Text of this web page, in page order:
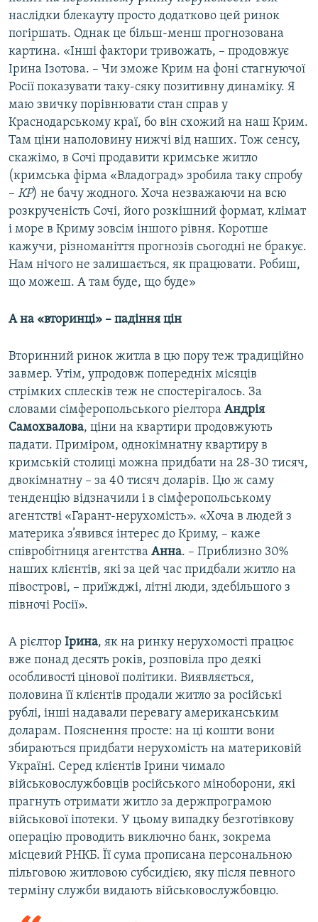
наслідки блекауту просто додатково цей ринок
погіршать. Однак це більш-менш прогнозована
картина. «Інші фактори тривожать, – продовжує
Ірина Ізотова. – Чи зможе Крим на фоні стагнуючої
Росії показувати таку-сяку позитивну динаміку. Я
маю звичку порівнювати стан справ у
Краснодарському краї, бо він схожий на наш Крим.
Там ціни наполовину нижчі від наших. Тож сенсу,
скажімо, в Сочі продавити кримське житло
(кримська фірма «Владоград» зробила таку спробу
– КР) не бачу жодного. Хоча незважаючи на всю
розкрученість Сочі, його розкішний формат, клімат
і море в Криму зовсім іншого рівня. Коротше
кажучи, різноманіття прогнозів сьогодні не бракує.
Нам нічого не залишається, як працювати. Робиш,
що можеш. А там буде, що буде»
А на «вторинці» – падіння цін
Вторинний ринок житла в цю пору теж традиційно
завмер. Утім, упродовж попередніх місяців
стрімких сплесків теж не спостерігалось. За
словами сімферопольського ріелтора Андрія
Самохвалова, ціни на квартири продовжують
падати. Приміром, однокімнатну квартиру в
кримській столиці можна придбати на 28-30 тисяч,
двокімнатну – за 40 тисяч доларів. Цю ж саму
тенденцію відзначили і в сімферопольському
агентстві «Гарант-нерухомість». «Хоча в людей з
материка з’явився інтерес до Криму, – каже
співробітниця агентства Анна. – Приблизно 30%
наших клієнтів, які за цей час придбали житло на
півострові, – приїжджі, літні люди, здебільшого з
півночі Росії».
А рієлтор Ірина, як на ринку нерухомості працює
вже понад десять років, розповіла про деякі
особливості цінової політики. Виявляється,
половина її клієнтів продали житло за російські
рублі, інші надавали перевагу американським
доларам. Пояснення просте: на ці кошти вони
збираються придбати нерухомість на материковій
Україні. Серед клієнтів Ірини чимало
військовослужбовців російського міноборони, які
прагнуть отримати житло за держпрограмою
військової іпотеки. У цьому випадку безготівкову
операцію проводить виключно банк, зокрема
місцевий РНКБ. Її сума прописана персональною
пільговою житловою субсидією, яку після певного
терміну служби видають військовослужбовцю.